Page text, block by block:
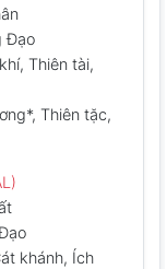
Đạo
Thiên tài,
Thiên tặc,
khánh, Ích